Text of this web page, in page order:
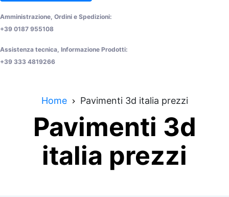
Amministrazione, Ordini e Spedizioni:
+39 0187 955108
Assistenza tecnica, Informazione Prodotti:
+39 333 4819266
Home Pavimenti 3d italia prezzi
Pavimenti 3d
italia prezzi